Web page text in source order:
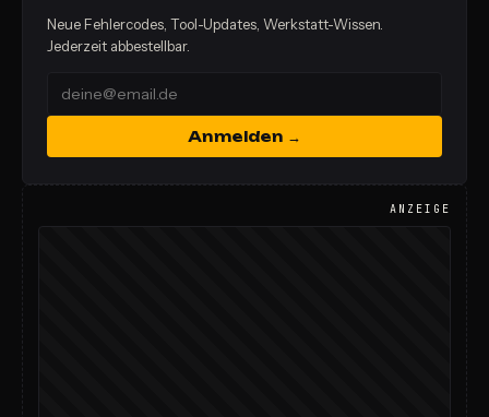
Neue Fehlercodes, Tool-Updates, Werkstatt-Wissen.
Jederzeit abbestellbar.
Anmelden →
ANZEIGE